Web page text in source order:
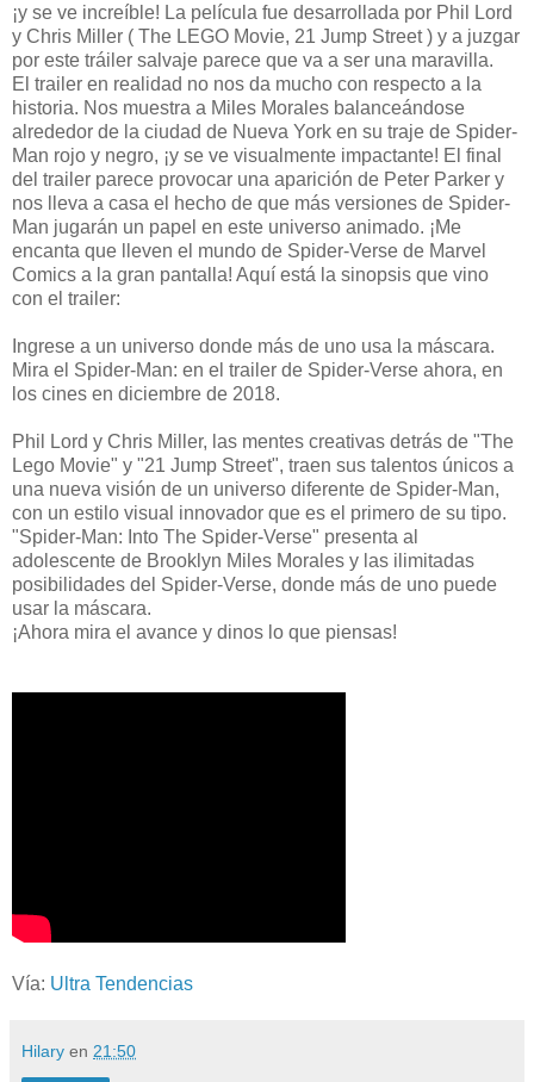
¡y se ve increíble! La película fue desarrollada por Phil Lord
y Chris Miller ( The LEGO Movie, 21 Jump Street ) y a juzgar
por este tráiler salvaje parece que va a ser una maravilla.
El trailer en realidad no nos da mucho con respecto a la
historia. Nos muestra a Miles Morales balanceándose
alrededor de la ciudad de Nueva York en su traje de Spider-
Man rojo y negro, ¡y se ve visualmente impactante! El final
del trailer parece provocar una aparición de Peter Parker y
nos lleva a casa el hecho de que más versiones de Spider-
Man jugarán un papel en este universo animado. ¡Me
encanta que lleven el mundo de Spider-Verse de Marvel
Comics a la gran pantalla! Aquí está la sinopsis que vino
con el trailer:
Ingrese a un universo donde más de uno usa la máscara.
Mira el Spider-Man: en el trailer de Spider-Verse ahora, en
los cines en diciembre de 2018.
Phil Lord y Chris Miller, las mentes creativas detrás de "The
Lego Movie" y "21 Jump Street", traen sus talentos únicos a
una nueva visión de un universo diferente de Spider-Man,
con un estilo visual innovador que es el primero de su tipo.
"Spider-Man: Into The Spider-Verse" presenta al
adolescente de Brooklyn Miles Morales y las ilimitadas
posibilidades del Spider-Verse, donde más de uno puede
usar la máscara.
¡Ahora mira el avance y dinos lo que piensas!
Vía: Ultra Tendencias
Hilary en 21:50